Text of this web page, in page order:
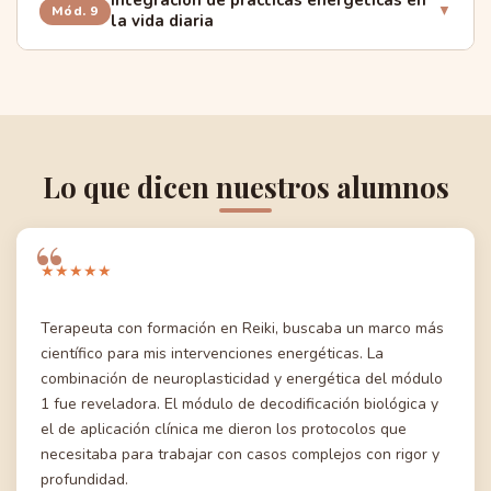
Prevención de enfermedades y mantenimiento del
Causas psicológicas y choques emocionales
Mód. 9
la vida diaria
▼
Fortalecimiento de la resiliencia emocional y mental
Lo que dicen nuestros alumnos
★★★★★
Terapeuta con formación en Reiki, buscaba un marco más
científico para mis intervenciones energéticas. La
combinación de neuroplasticidad y energética del módulo
1 fue reveladora. El módulo de decodificación biológica y
el de aplicación clínica me dieron los protocolos que
necesitaba para trabajar con casos complejos con rigor y
profundidad.